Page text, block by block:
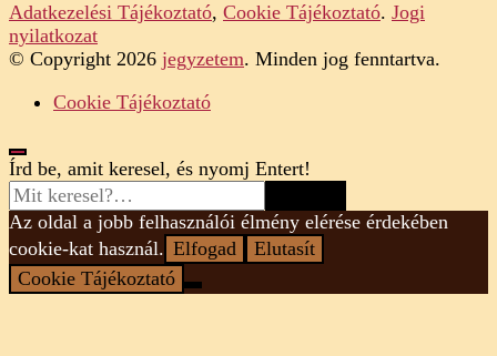
Adatkezelési Tájékoztató, Cookie Tájékoztató. Jogi
nyilatkozat
© Copyright 2026 jegyzetem. Minden jog fenntartva.
Cookie Tájékoztató
Looking
for
Something?
Írd be, amit keresel, és nyomj Entert!
Az oldal a jobb felhasználói élmény elérése érdekében
cookie-kat használ. Elfogad
Elutasít
Cookie Tájékoztató